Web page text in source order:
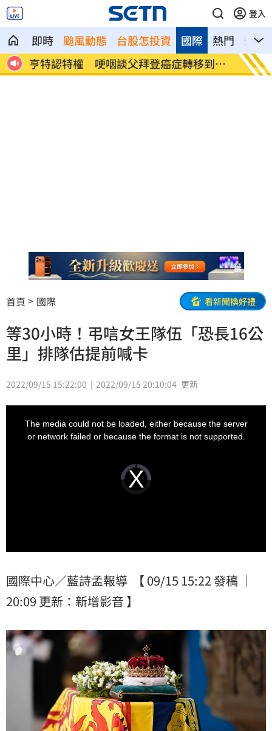
登入
即時 颱風動態 台股怎投資 熱門 影音
國際
亂
亨特認特權 哽咽談父拜登癌症轉移到骨
頭
白海
首頁 國際 看新聞換好禮
等30小時！弔唁女王隊伍「恐長16公
里」排隊估提前喊卡
2022/09/15 15:22:00 2022/09/15 20:10:04 更新
Video
Player
loading.
The media could not be loaded, either because the server
or network failed or because the format is not supported.
國際中心／藍詩孟報導 【 09/15 15:22 發稿 ｜
20:09 更新：新增影音 】